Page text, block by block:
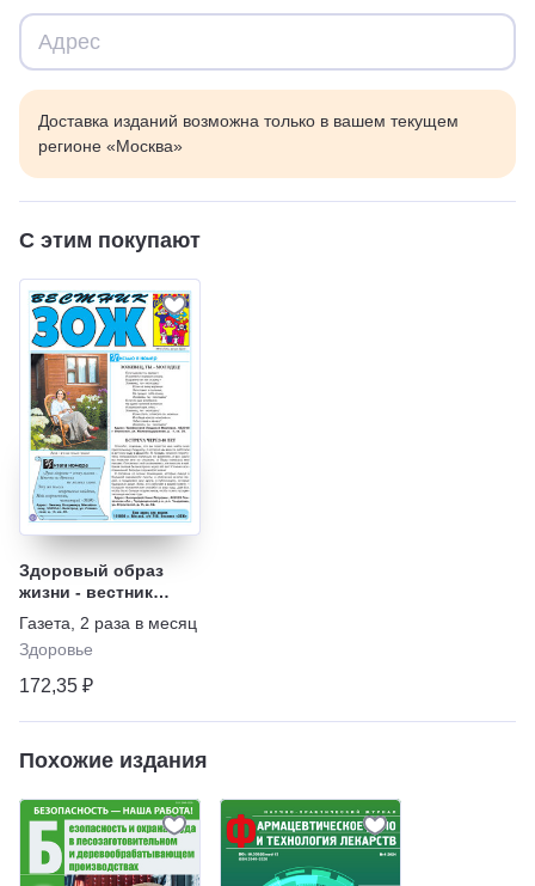
Доставка изданий возможна только в вашем текущем
регионе «Москва»
С этим покупают
Здоровый образ
жизни - вестник
"ЗОЖ"
Газета
2 раза в месяц
Здоровье
172,35 ₽
Похожие издания